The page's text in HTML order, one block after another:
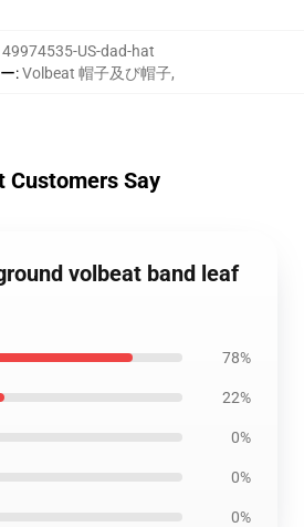
US-dad-hat
:Volbeat 帽子及び帽子,
Customers Say
volbeat band leaf
78%
22%
0%
0%
0%